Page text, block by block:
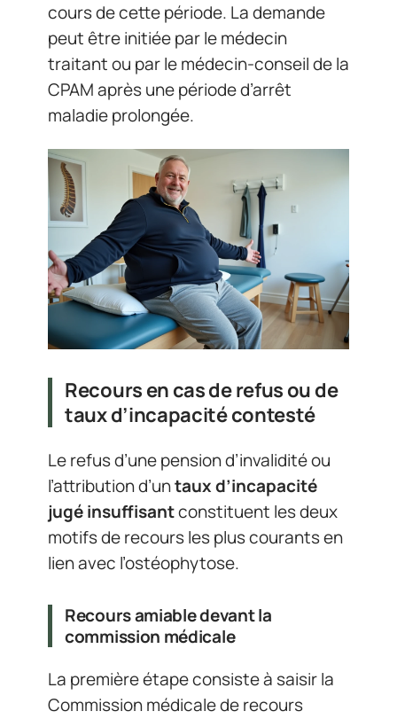
cours de cette période. La demande
peut être initiée par le médecin
traitant ou par le médecin-conseil de la
CPAM après une période d’arrêt
maladie prolongée.
Recours en cas de refus ou de
taux d’incapacité contesté
Le refus d’une pension d’invalidité ou
l’attribution d’untaux d’incapacité
jugé insuffisantconstituent les deux
motifs de recours les plus courants en
lien avec l’ostéophytose.
Recours amiable devant la
commission médicale
La première étape consiste à saisir la
Commission médicale de recours